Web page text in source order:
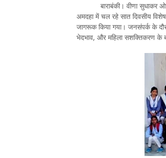
बाराबंकी। वीणा सुधाकर ओझा
अमदहा में चल रहे सात दिवसीय
जागरूक किया गया। जनसंपर्क के
भेदभाव, और महिला सशक्तिकरण के